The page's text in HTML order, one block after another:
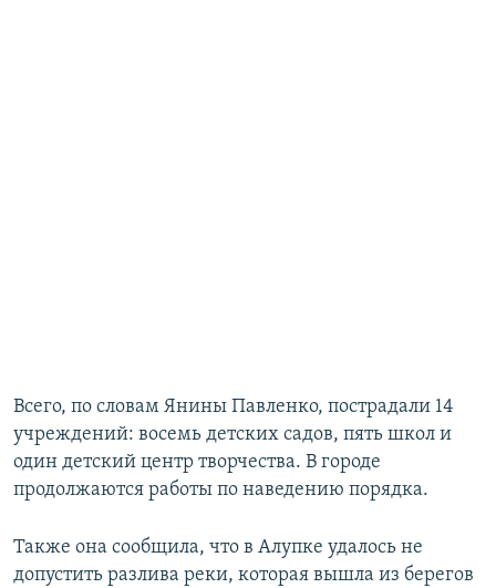
Всего, по словам Янины Павленко, пострадали 14
учреждений: восемь детских садов, пять школ и
один детский центр творчества. В городе
продолжаются работы по наведению порядка.
Также она сообщила, что в Алупке удалось не
допустить разлива реки, которая вышла из берегов